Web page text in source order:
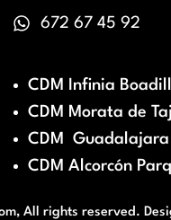
672 67 45 92
CDM Infinia
CDM Morata de
CDM Guadalajara
CDM Alcorcón
All rights reserved.